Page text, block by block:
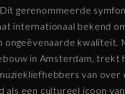
gerenommeerde
internationaal bekend
ongeëvenaarde kwaliteit.
in Amsterdam, trekt
van over
als een cultureel icoon